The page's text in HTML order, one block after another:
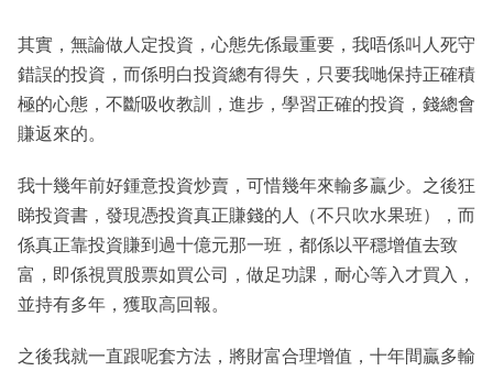
其實，無論做人定投資，心態先係最重要，我唔係叫人死守
錯誤的投資，而係明白投資總有得失，只要我哋保持正確積
極的心態，不斷吸收教訓，進步，學習正確的投資，錢總會
賺返來的。
我十幾年前好鍾意投資炒賣，可惜幾年來輸多贏少。之後狂
睇投資書，發現憑投資真正賺錢的人（不只吹水果班），而
係真正靠投資賺到過十億元那一班，都係以平穩增值去致
富，即係視買股票如買公司，做足功課，耐心等入才買入，
並持有多年，獲取高回報。
之後我就一直跟呢套方法，將財富合理增值，十年間贏多輸